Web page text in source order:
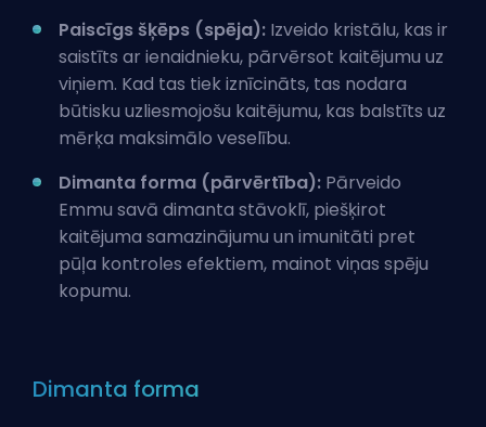
Paiscīgs šķēps (spēja): Izveido kristālu, kas ir
saistīts ar ienaidnieku, pārvērsot kaitējumu uz
viņiem. Kad tas tiek iznīcināts, tas nodara
būtisku uzliesmojošu kaitējumu, kas balstīts uz
mērķa maksimālo veselību.
Dimanta forma (pārvērtība): Pārveido
Emmu savā dimanta stāvoklī, piešķirot
kaitējuma samazinājumu un imunitāti pret
pūļa kontroles efektiem, mainot viņas spēju
kopumu.
Dimanta forma